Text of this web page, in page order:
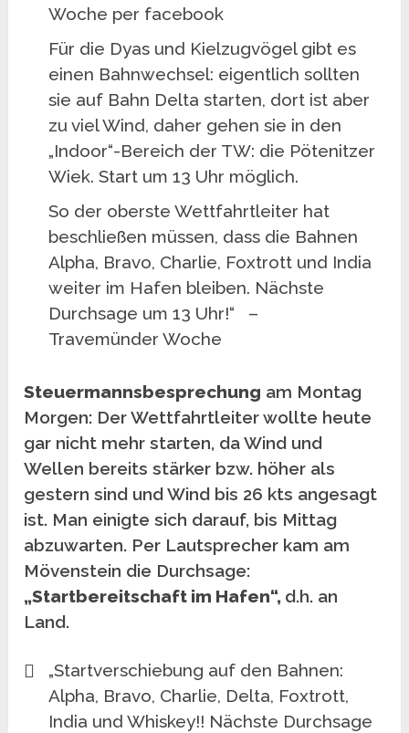
Woche per facebook
Für die Dyas und Kielzugvögel gibt es
einen Bahnwechsel: eigentlich sollten
sie auf Bahn Delta starten, dort ist aber
zu viel Wind, daher gehen sie in den
„Indoor“-Bereich der TW: die Pötenitzer
Wiek. Start um 13 Uhr möglich.
So der oberste Wettfahrtleiter hat
beschließen müssen, dass die Bahnen
Alpha, Bravo, Charlie, Foxtrott und India
weiter im Hafen bleiben. Nächste
Durchsage um 13 Uhr!“ –
Travemünder Woche
Steuermannsbesprechung am Montag
Morgen: Der Wettfahrtleiter wollte heute
gar nicht mehr starten, da Wind und
Wellen bereits stärker bzw. höher als
gestern sind und Wind bis 26 kts angesagt
ist. Man einigte sich darauf, bis Mittag
abzuwarten. Per Lautsprecher kam am
Mövenstein die Durchsage:
„Startbereitschaft im Hafen“, d.h. an
Land.
„Startverschiebung auf den Bahnen:
Alpha, Bravo, Charlie, Delta, Foxtrott,
India und Whiskey!! Nächste Durchsage